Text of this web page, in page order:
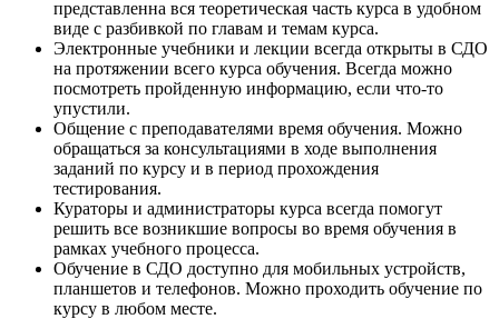
представленна вся теоретическая часть курса в удобном
виде с разбивкой по главам и темам курса.
Электронные учебники и лекции всегда открыты в СДО
на протяжении всего курса обучения. Всегда можно
посмотреть пройденную информацию, если что-то
упустили.
Общение с преподавателями время обучения. Можно
обращаться за консультациями в ходе выполнения
заданий по курсу и в период прохождения
тестирования.
Кураторы и администраторы курса всегда помогут
решить все возникшие вопросы во время обучения в
рамках учебного процесса.
Обучение в СДО доступно для мобильных устройств,
планшетов и телефонов. Можно проходить обучение по
курсу в любом месте.